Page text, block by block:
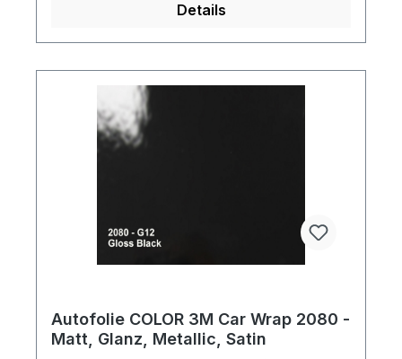
Details
Autofolie COLOR 3M Car Wrap 2080 -
Matt, Glanz, Metallic, Satin